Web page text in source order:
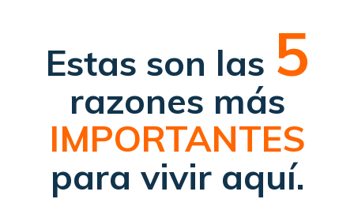
Estas son las 5
razones más
IMPORTANTES
para vivir aquí.